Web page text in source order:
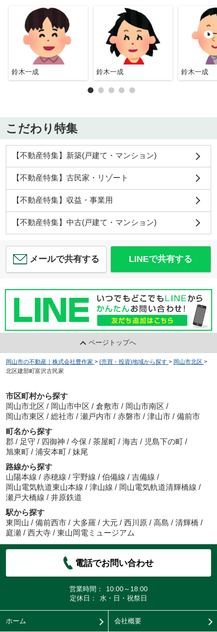
鈴木一成 鈴木一成 鈴木一成
こだわり特集
【不動産特集】新築(戸建て・マンション)
【不動産特集】古民家・リゾート
【不動産特集】収益・事業用
【不動産特集】中古(戸建て・マンション)
メールで共有する LINEで共有する
ページトップへ
岡山市の不動産｜株式会社豊作家 > (売買・投資)地域から探す > 岡山市北区 >
北区建部町富沢古民家
市区町村から探す
岡山市北区 / 岡山市中区 / 倉敷市 / 岡山市南区 /
岡山市東区 / 総社市 / 瀬戸内市 / 赤磐市 / 津山市 / 備前市
町名から探す
郡 / 足守 / 四御神 / 今保 / 茶屋町 / 海吉 / 児島下の町 /
旭東町 / 浦安本町 / 妹尾
路線から探す
山陽本線 / 赤穂線 / 宇野線 / 伯備線 / 吉備線 /
岡山電気軌道東山本線 / 津山線 / 岡山電気軌道清輝橋線 /
瀬戸大橋線 / 井原鉄道
駅から探す
東岡山 / 備前西市 / 大多羅 / 大元 / 西川原 / 高島 / 清輝橋 /
庭瀬 / 西大寺 / 東山岡電ミュージアム
電話でお問い合わせ
営業時間：
10:00～18:00
定休日：
水・日・祝祭日
ホーム 会社概要